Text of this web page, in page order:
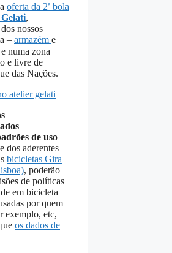
oferta da 2ª bola
,
nossos
– armazém e
numa zona
e livre de
das Nações.
de uso
dos aderentes
bicicletas Gira
, poderão
de políticas
em bicicleta
por quem
exemplo, etc,
os dados de